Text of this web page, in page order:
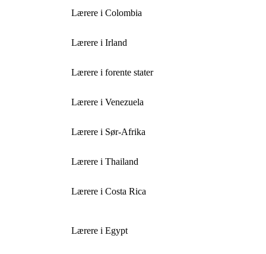
Lærere i Colombia
Lærere i Irland
Lærere i forente stater
Lærere i Venezuela
Lærere i Sør-Afrika
Lærere i Thailand
Lærere i Costa Rica
Lærere i Egypt